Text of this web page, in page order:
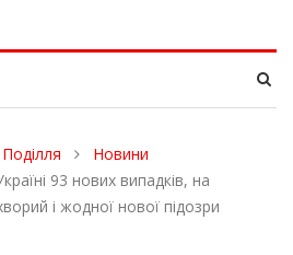
Поділля
Новини
93 нових випадків, на
і жодної нової підозри